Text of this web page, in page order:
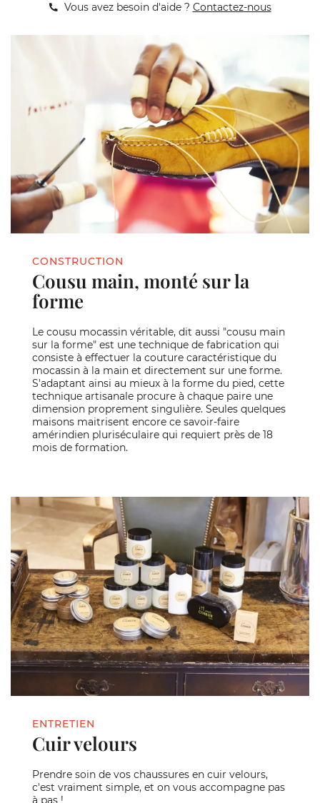
Vous avez besoin d'aide ? Contactez-nous
CONSTRUCTION
Cousu main, monté sur la
forme
Le cousu mocassin véritable, dit aussi "cousu main
sur la forme" est une technique de fabrication qui
consiste à effectuer la couture caractéristique du
mocassin à la main et directement sur une forme.
S'adaptant ainsi au mieux à la forme du pied, cette
technique artisanale procure à chaque paire une
dimension proprement singulière. Seules quelques
maisons maitrisent encore ce savoir-faire
amérindien pluriséculaire qui requiert près de 18
mois de formation.
ENTRETIEN
Cuir velours
Prendre soin de vos chaussures en cuir velours,
c'est vraiment simple, et on vous accompagne pas
à pas !